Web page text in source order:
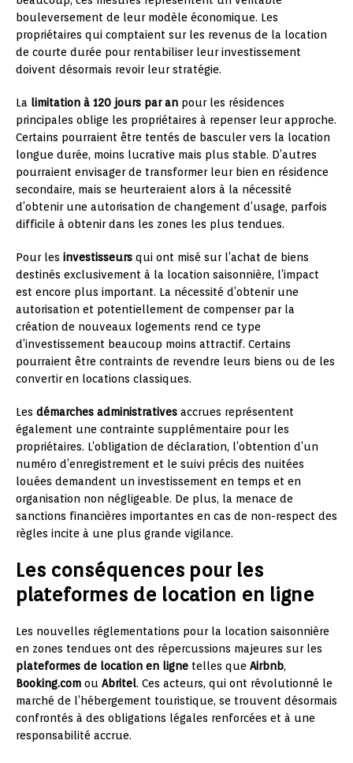
bouleversement de leur modèle économique. Les
propriétaires qui comptaient sur les revenus de la location
de courte durée pour rentabiliser leur investissement
doivent désormais revoir leur stratégie.
La limitation à 120 jours par an pour les résidences
principales oblige les propriétaires à repenser leur approche.
Certains pourraient être tentés de basculer vers la location
longue durée, moins lucrative mais plus stable. D’autres
pourraient envisager de transformer leur bien en résidence
secondaire, mais se heurteraient alors à la nécessité
d’obtenir une autorisation de changement d’usage, parfois
difficile à obtenir dans les zones les plus tendues.
Pour les investisseurs qui ont misé sur l’achat de biens
destinés exclusivement à la location saisonnière, l’impact
est encore plus important. La nécessité d’obtenir une
autorisation et potentiellement de compenser par la
création de nouveaux logements rend ce type
d’investissement beaucoup moins attractif. Certains
pourraient être contraints de revendre leurs biens ou de les
convertir en locations classiques.
Les démarches administratives accrues représentent
également une contrainte supplémentaire pour les
propriétaires. L’obligation de déclaration, l’obtention d’un
numéro d’enregistrement et le suivi précis des nuitées
louées demandent un investissement en temps et en
organisation non négligeable. De plus, la menace de
sanctions financières importantes en cas de non-respect des
règles incite à une plus grande vigilance.
Les conséquences pour les
plateformes de location en ligne
Les nouvelles réglementations pour la location saisonnière
en zones tendues ont des répercussions majeures sur les
plateformes de location en ligne telles que Airbnb,
Booking.com ou Abritel. Ces acteurs, qui ont révolutionné le
marché de l’hébergement touristique, se trouvent désormais
confrontés à des obligations légales renforcées et à une
responsabilité accrue.